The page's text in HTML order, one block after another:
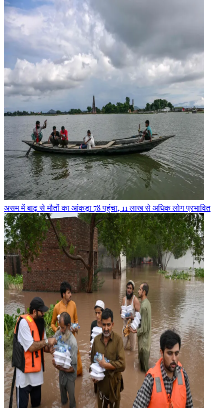
असम में बाढ़ से मौतों का आंकड़ा 78 पहुंचा, 11 लाख से अधिक लोग प्रभावित